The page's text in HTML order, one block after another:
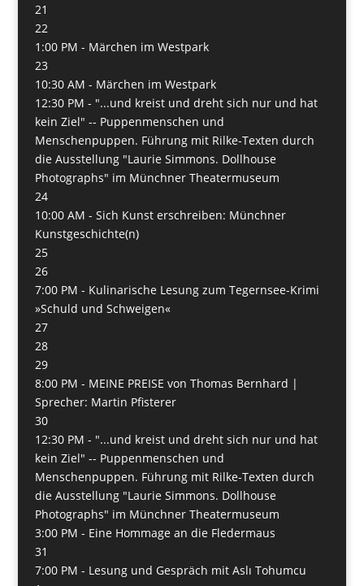
21
22
1:00 PM - Märchen im Westpark
23
10:30 AM - Märchen im Westpark
12:30 PM - "...und kreist und dreht sich nur und hat
kein Ziel" -- Puppenmenschen und
Menschenpuppen. Führung mit Rilke-Texten durch
die Ausstellung "Laurie Simmons. Dollhouse
Photographs" im Münchner Theatermuseum
24
10:00 AM - Sich Kunst erschreiben: Münchner
Kunstgeschichte(n)
25
26
7:00 PM - Kulinarische Lesung zum Tegernsee-Krimi
»Schuld und Schweigen«
27
28
29
8:00 PM - MEINE PREISE von Thomas Bernhard |
Sprecher: Martin Pfisterer
30
12:30 PM - "...und kreist und dreht sich nur und hat
kein Ziel" -- Puppenmenschen und
Menschenpuppen. Führung mit Rilke-Texten durch
die Ausstellung "Laurie Simmons. Dollhouse
Photographs" im Münchner Theatermuseum
3:00 PM - Eine Hommage an die Fledermaus
31
7:00 PM - Lesung und Gespräch mit Aslı Tohumcu